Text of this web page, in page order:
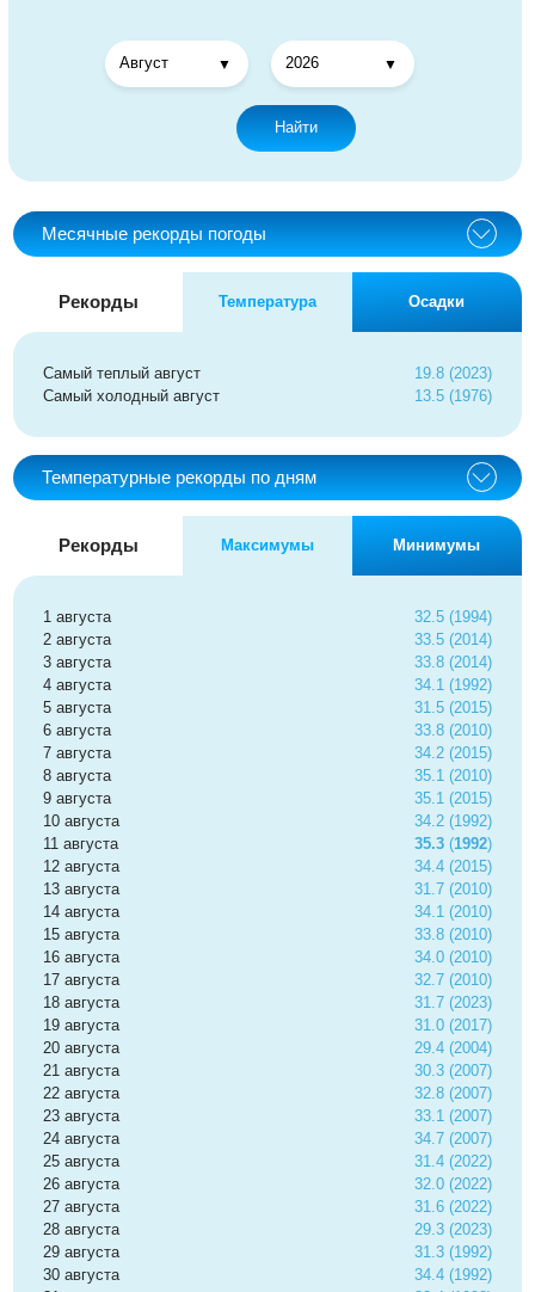
Найти
Месячные рекорды погоды
Рекорды Температура Осадки
Самый теплый август
Самый холодный август
19.8 (2023)
13.5 (1976)
Температурные рекорды по дням
Рекорды Максимумы Минимумы
1 августа
2 августа
3 августа
4 августа
5 августа
6 августа
7 августа
8 августа
9 августа
10 августа
11 августа
12 августа
13 августа
14 августа
15 августа
16 августа
17 августа
18 августа
19 августа
20 августа
21 августа
22 августа
23 августа
24 августа
25 августа
26 августа
27 августа
28 августа
29 августа
30 августа
32.5 (1994)
33.5 (2014)
33.8 (2014)
34.1 (1992)
31.5 (2015)
33.8 (2010)
34.2 (2015)
35.1 (2010)
35.1 (2015)
34.2 (1992)
35.3(1992)
34.4 (2015)
31.7 (2010)
34.1 (2010)
33.8 (2010)
34.0 (2010)
32.7 (2010)
31.7 (2023)
31.0 (2017)
29.4 (2004)
30.3 (2007)
32.8 (2007)
33.1 (2007)
34.7 (2007)
31.4 (2022)
32.0 (2022)
31.6 (2022)
29.3 (2023)
31.3 (1992)
34.4 (1992)